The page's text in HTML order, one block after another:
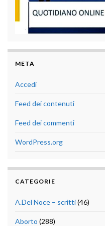
META
Accedi
Feed dei contenuti
Feed dei commenti
WordPress.org
CATEGORIE
A.Del Noce – scritti(46)
Aborto (288)